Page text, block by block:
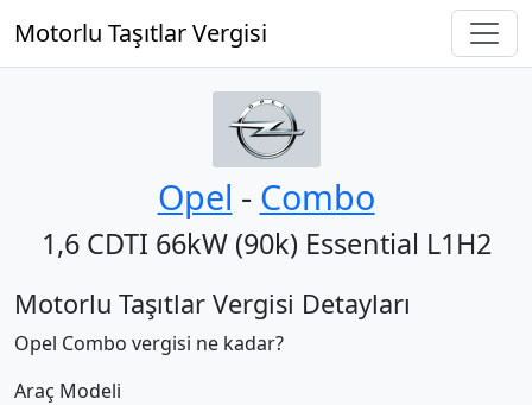
Motorlu Taşıtlar Vergisi
Opel ‐ Combo
1,6 CDTI 66kW (90k) Essential L1H2
Motorlu Taşıtlar Vergisi Detayları
Opel Combo vergisi ne kadar?
Araç Modeli